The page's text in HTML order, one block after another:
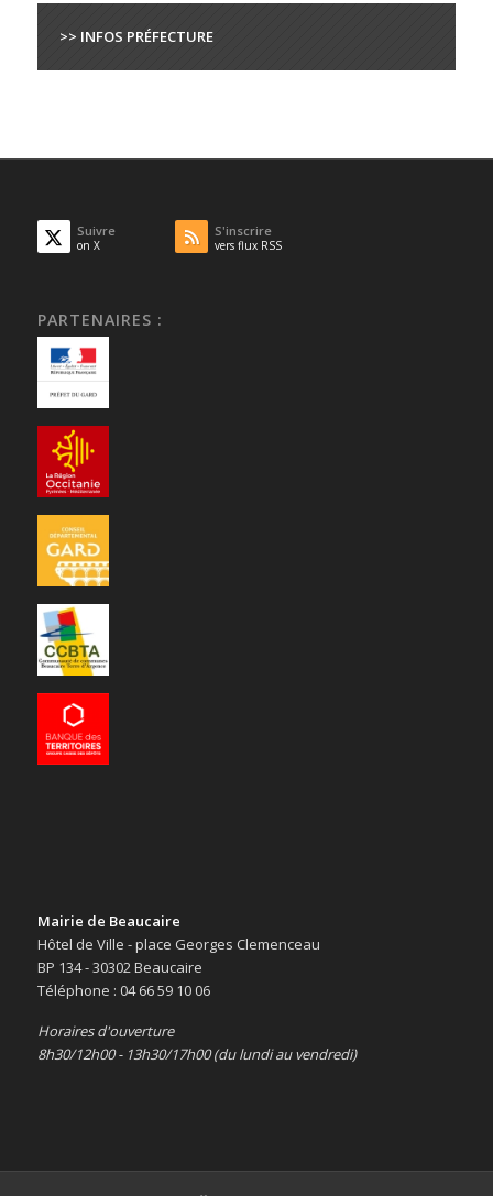
>> INFOS PRÉFECTURE
Suivre
on X
S'inscrire
vers flux RSS
PARTENAIRES :
Mairie de Beaucaire
Hôtel de Ville - place Georges Clemenceau
BP 134 - 30302 Beaucaire
Téléphone : 04 66 59 10 06
Horaires d'ouverture
8h30/12h00 - 13h30/17h00 (du lundi au vendredi)